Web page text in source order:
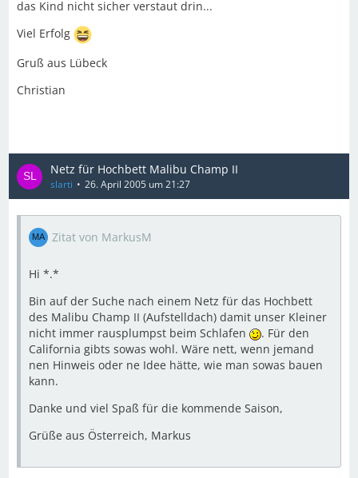
das Kind nicht sicher verstaut drin...
Viel Erfolg
Gruß aus Lübeck
Christian
Netz für Hochbett Malibu Champ II
slarti 26. April 2005 um 21:27
Zitat von MarkusM
Hi *.*
Bin auf der Suche nach einem Netz für das Hochbett
des Malibu Champ II (Aufstelldach) damit unser Kleiner
nicht immer rausplumpst beim Schlafen
. Für den
California gibts sowas wohl. Wäre nett, wenn jemand
nen Hinweis oder ne Idee hätte, wie man sowas bauen
kann.
Danke und viel Spaß für die kommende Saison,
Grüße aus Österreich, Markus